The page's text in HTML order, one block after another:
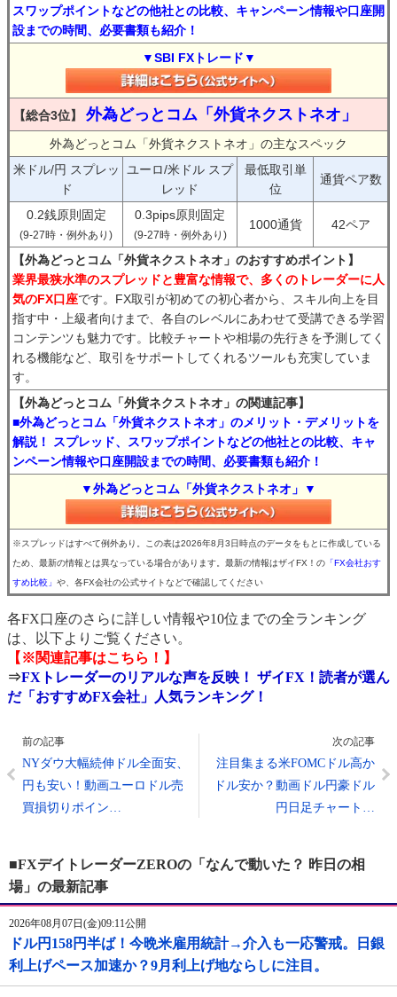
スワップポイントなどの他社との比較、キャンペーン情報や口座開
設までの時間、必要書類も紹介！
▼SBI FXトレード▼
【総合3位】 外為どっとコム「外貨ネクストネオ」
外為どっとコム「外貨ネクストネオ」の主なスペック
米ドル/円 スプレッ
ド
ユーロ/米ドル スプ
レッド
最低取引単
位
通貨ペア数
0.2銭原則固定
(9-27時・例外あり)
0.3pips原則固定
(9-27時・例外あり)
1000通貨 42ペア
【外為どっとコム「外貨ネクストネオ」のおすすめポイント】
業界最狭水準のスプレッドと豊富な情報で、多くのトレーダーに人
気のFX口座です。FX取引が初めての初心者から、スキル向上を目
指す中・上級者向けまで、各自のレベルにあわせて受講できる学習
コンテンツも魅力です。比較チャートや相場の先行きを予測してく
れる機能など、取引をサポートしてくれるツールも充実していま
す。
【外為どっとコム「外貨ネクストネオ」の関連記事】
■外為どっとコム「外貨ネクストネオ」のメリット・デメリットを
解説！ スプレッド、スワップポイントなどの他社との比較、キャ
ンペーン情報や口座開設までの時間、必要書類も紹介！
▼外為どっとコム「外貨ネクストネオ」▼
※スプレッドはすべて例外あり。この表は2026年8月3日時点のデータをもとに作成している
ため、最新の情報とは異なっている場合があります。最新の情報はザイFX！の 「FX会社おす
すめ比較」 や、各FX会社の公式サイトなどで確認してください
各FX口座のさらに詳しい情報や10位までの全ランキング
は、以下よりご覧ください。
【※関連記事はこちら！】
⇒FXトレーダーのリアルな声を反映！ ザイFX！読者が選ん
だ「おすすめFX会社」人気ランキング！
前の記事
NYダウ大幅続伸ドル全面安、
円も安い！動画ユーロドル売
買損切りポイン…
次の記事
注目集まる米FOMCドル高か
ドル安か？動画ドル円豪ドル
円日足チャート…
■FXデイトレーダーZEROの「なんで動いた？ 昨日の相
場」の最新記事
2026年08月07日(金)09:11公開
ドル円158円半ば！今晩米雇用統計→介入も一応警戒。日銀
利上げペース加速か？9月利上げ地ならしに注目。